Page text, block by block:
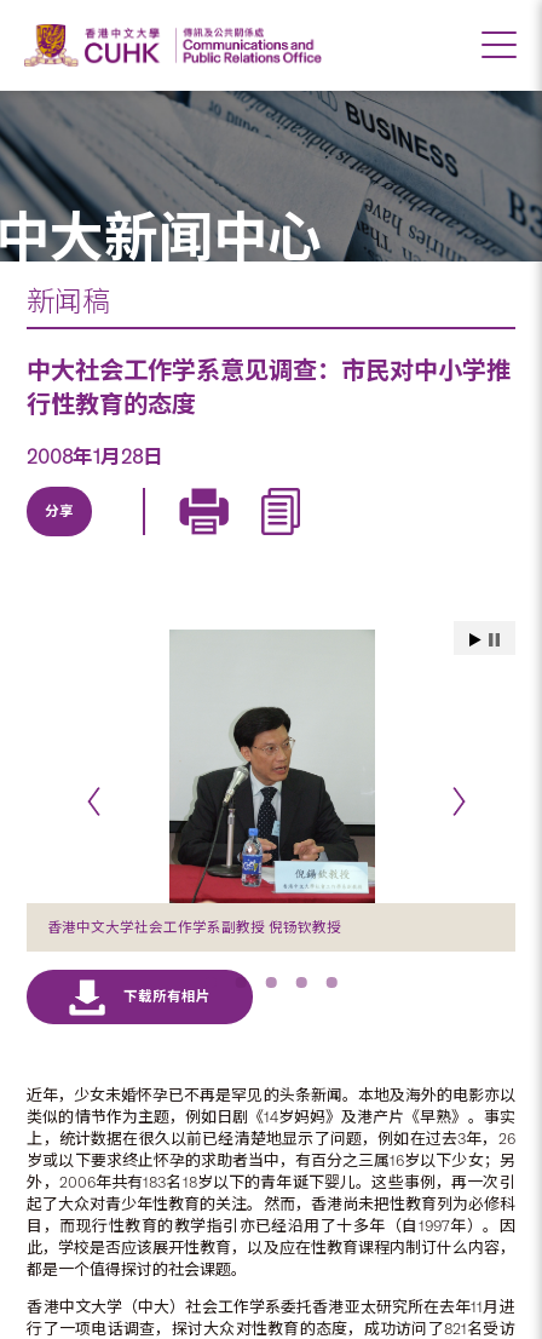
大新闻中心
新闻稿
中大社会工作学系意见调查：市民对中小学推
行性教育的态度
2008年1月28日
分享
香港中文大学社会工作学系副教授 倪钖钦教授
近年，少女未婚怀孕已不再是罕见的头条新闻。本地及海外的电影亦以
类似的情节作为主题，例如日剧《14岁妈妈》及港产片《早熟》。事实
上，统计数据在很久以前已经清楚地显示了问题，例如在过去3年，26
岁或以下要求终止怀孕的求助者当中，有百分之三属16岁以下少女；另
外，2006年共有183名18岁以下的青年诞下婴儿。这些事例，再一次引
起了大众对青少年性教育的关注。然而，香港尚未把性教育列为必修科
目，而现行性教育的教学指引亦已经沿用了十多年（自1997年）。因
此，学校是否应该展开性教育，以及应在性教育课程内制订什么内容，
都是一个值得探讨的社会课题。
香港中文大学（中大）社会工作学系委托香港亚太研究所在去年11月进
行了一项电话调查，探讨大众对性教育的态度，成功访问了821名受访